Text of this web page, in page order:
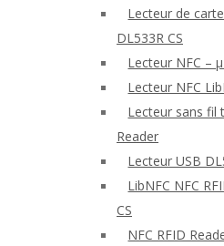
Lecteur de
DL533R CS
Lecteur NFC –
Lecteur NFC
Lecteur sans fil
Reader
Lecteur USB
LibNFC NFC
CS
NFC RFID